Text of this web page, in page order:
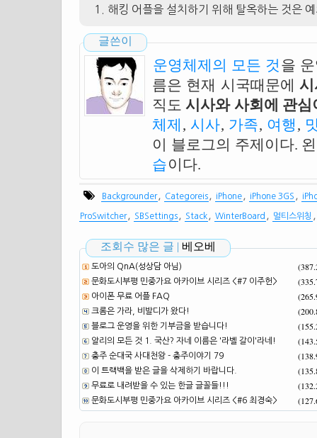
해킹 어플을 설치하기 위해 탈옥하는 것은
글쓴이
운영체제의 모든 것 을
름은 현재 시국때문에
직도 시사와 사회에 관
체제 , 시사, 가족, 여행 ,
이 블로그의 주제이다.
습이다.
Backgrounder Categoreis iPhone iPhone 3GS
ProSwitcher SBSettings Stack WinterBoard 멀티스위칭
조회수 많은 글 | 베오베
도아의 QnA(성상담 아님)
문화도시부평 민중가요 아카이브 시리즈 <#7 이주헌>
아이폰 무료 어플 FAQ
크롬은 가라, 비발디가 왔다!
블로그 운영을 위한 기부금을 받습니다!
알리의 모든 것 1. 국산? 자네 이름은 '라벨 갈이'라네!
충주 순대국 사대천왕 - 충주이야기 79
이 트랙백을 받은 글을 삭제하기 바랍니다.
무료로 내려받을 수 있는 한글 글꼴들!!!
문화도시부평 민중가요 아카이브 시리즈 <#6 최경숙>